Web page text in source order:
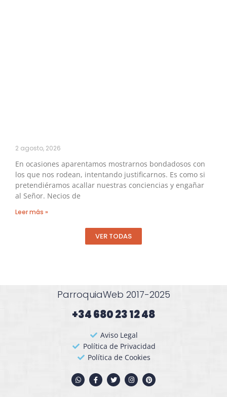
2 agosto, 2026
En ocasiones aparentamos mostrarnos bondadosos con
los que nos rodean, intentando justificarnos. Es como si
pretendiéramos acallar nuestras conciencias y engañar
al Señor. Necios de
Leer más »
VER TODAS
ParroquiaWeb 2017-2025
+34 680 23 12 48​
Aviso Legal
Política de Privacidad
Política de Cookies
W
h
a
F
a
c
T
w
i
I
n
s
P
i
n